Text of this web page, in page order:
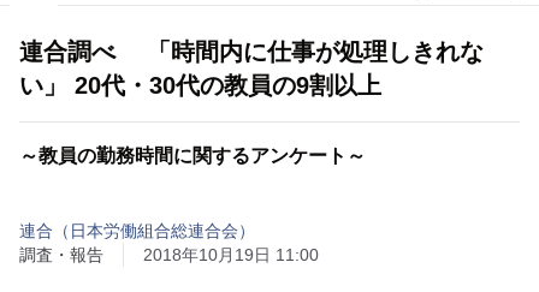
連合調べ 「時間内に仕事が処理しきれな
い」 20代・30代の教員の9割以上
～教員の勤務時間に関するアンケート～
連合（日本労働組合総連合会）
調査・報告
2018年10月19日 11:00